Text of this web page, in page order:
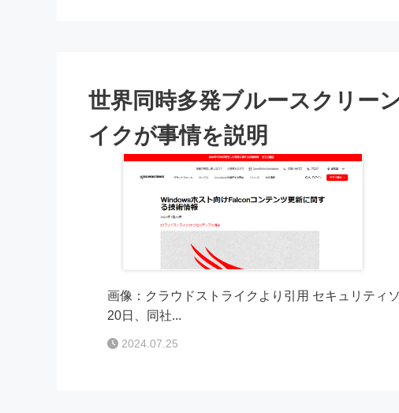
世界同時多発ブルースクリー
イクが事情を説明
画像：クラウドストライクより引用 セキュリティ
20日、同社...
2024.07.25